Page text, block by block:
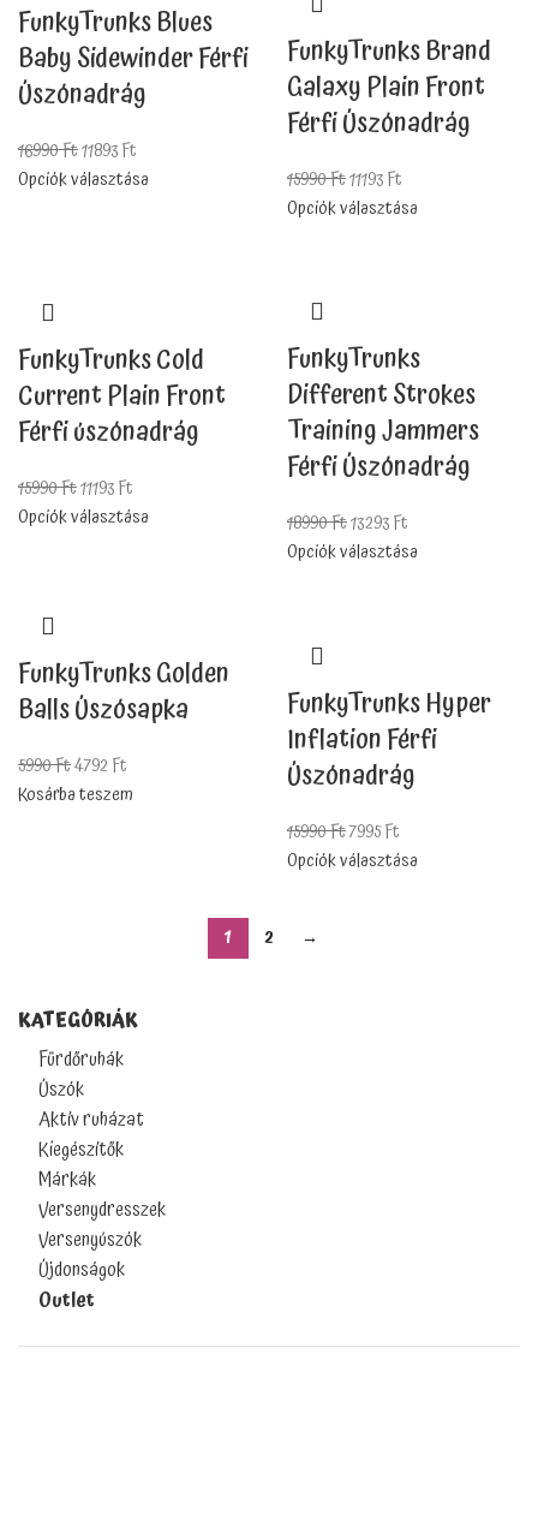
KATEGÓRIÁK
Fürdőruhák
Úszók
Aktív ruházat
Kiegészítők
Márkák
Versenydresszek
Versenyúszók
Újdonságok
Outlet
FunkyTrunks Blues
Baby Sidewinder Férfi
Úszónadrág
16990Ft11893Ft
Opciók választása
FunkyTrunks Brand
Galaxy Plain Front
Férfi Úszónadrág
15990Ft11193Ft
Opciók választása
FunkyTrunks Cold
Current Plain Front
Férfi úszónadrág
15990Ft11193Ft
Opciók választása
FunkyTrunks
Different Strokes
Training Jammers
Férfi Úszónadrág
18990Ft13293Ft
Opciók választása
FunkyTrunks Golden
Balls Úszósapka
5990Ft4792 Ft
Kosárba teszem
FunkyTrunks Hyper
Inflation Férfi
Úszónadrág
15990Ft7995Ft
Opciók választása
1 2 →